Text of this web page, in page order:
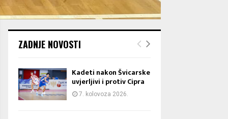
ZADNJE NOVOSTI
Kadeti nakon Švicarske
uvjerljivi i protiv Cipra
7. kolovoza 2026.